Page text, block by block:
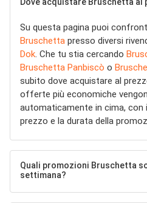
Su questa pagina puoi
Bruschetta presso diversi
Dok . Che tu stia cercando
Bruschetta Panbiscò o
subito dove acquistare al
offerte più economiche
automaticamente in cima, con
prezzo e la durata della
Quali promozioni Bruschetta
settimana?